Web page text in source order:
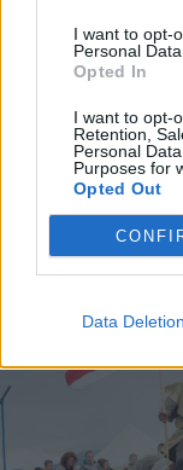
I want to opt-
Personal
Opted In
I want to opt-
Retention,
Personal
Purposes for
Opted Out
Data Deletion